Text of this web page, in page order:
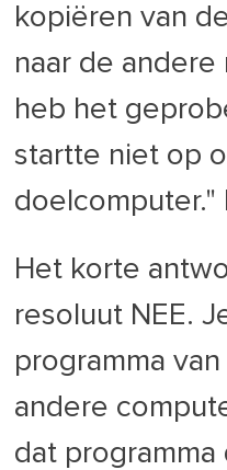
kopiëren van
naar de andere
heb het
startte niet op
doelcomputer."
Het korte
resoluut NEE.
programma
andere
dat